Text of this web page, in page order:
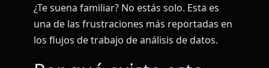
¿Te suena familiar? No estás solo. Esta es
una de las frustraciones más reportadas en
los flujos de trabajo de análisis de datos.